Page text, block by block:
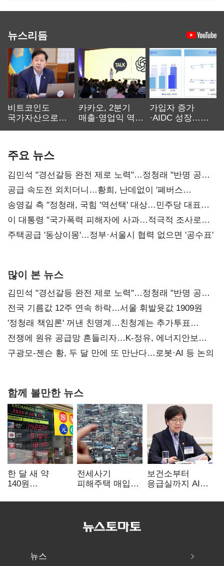
뉴스리듬
비트코인도
국가자산으로…'
카카오, 2분기
매출·영업익 역대
가입자 증가
·AIDC 성장…
주요 뉴스
김민석 "경선갈등 완전 제로 노력"…정청래 "반명 공세
사과부터"
공급 속도전 외치더니…황희, 난데없이 '폐버스
리모델링' 제안
송영길 측 "정청래, 국힘 '역선택' 대상…민주당 대표로
총선 지휘 못해"
이 대통령 "국가폭력 피해자에 사과…적극적 조사로
진실 밝혀야"
주택공급 '동상이몽'…정부·서울시 협력 없으면 '공수표'
많이 본 뉴스
김민석 "경선갈등 완전 제로 노력"…정청래 "반명 공세
사과부터"
전국 기름값 12주 연속 하락…서울 휘발윳값 1909원
'정청래 책임론' 꺼낸 친명계…친청계는 추가투표
때리기
전쟁에 원유 공급망 흔들리자…K-정유, 에너지안보
핵심으로 재부상
구광모-젠슨 황, 두 달 만에 또 만난다…로봇·AI 등 논의
함께 볼만한 뉴스
한 달 새 약
140원
엔저'에 원화
전세사기
피해주택 매입
누적 피해자
보건소부터
응급실까지 AI
혁신 본격화
뉴스